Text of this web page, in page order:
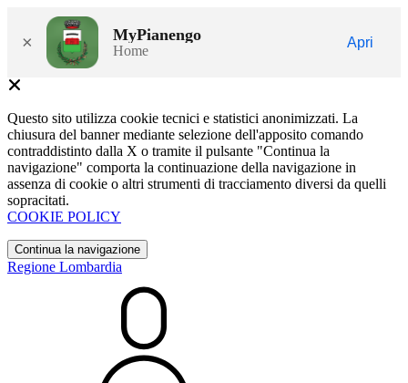
× MyPianengo
Home
Apri
Questo sito utilizza cookie tecnici e statistici anonimizzati. La
chiusura del banner mediante selezione dell'apposito comando
contraddistinto dalla X o tramite il pulsante "Continua la
navigazione" comporta la continuazione della navigazione in
assenza di cookie o altri strumenti di tracciamento diversi da quelli
sopracitati.
COOKIE POLICY
Continua la navigazione
Regione Lombardia